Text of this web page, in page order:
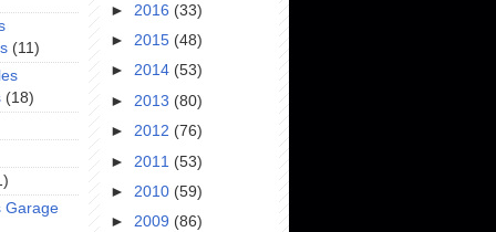
(11)
(18)
Garage
► 2016 (33)
► 2015 (48)
► 2014 (53)
► 2013 (80)
► 2012 (76)
► 2011 (53)
► 2010 (59)
► 2009 (86)